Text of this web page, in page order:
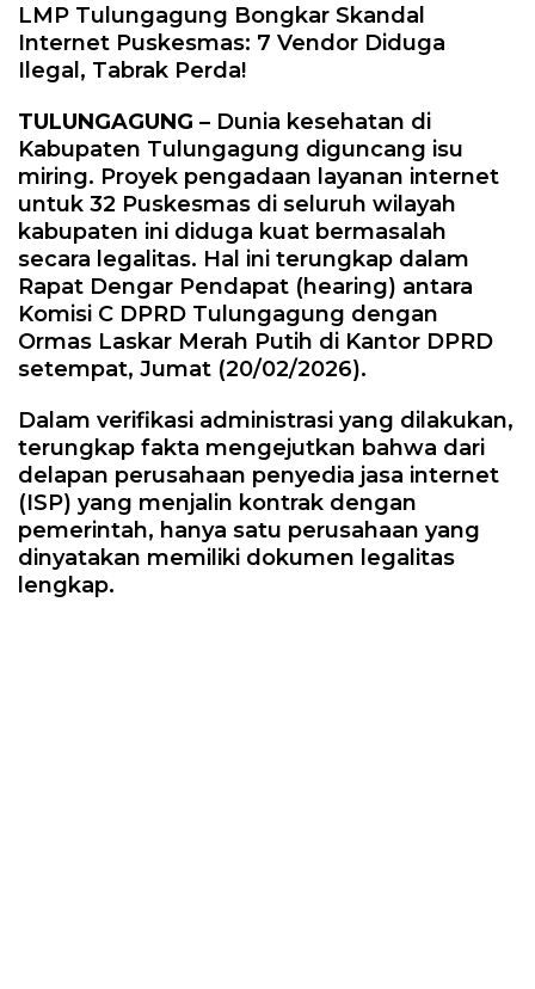
LMP Tulungagung Bongkar Skandal
Internet Puskesmas: 7 Vendor Diduga
Ilegal, Tabrak Perda!
TULUNGAGUNG – Dunia kesehatan di
Kabupaten Tulungagung diguncang isu
miring. Proyek pengadaan layanan internet
untuk 32 Puskesmas di seluruh wilayah
kabupaten ini diduga kuat bermasalah
secara legalitas. Hal ini terungkap dalam
Rapat Dengar Pendapat (hearing) antara
Komisi C DPRD Tulungagung dengan
Ormas Laskar Merah Putih di Kantor DPRD
setempat, Jumat (20/02/2026).
Dalam verifikasi administrasi yang dilakukan,
terungkap fakta mengejutkan bahwa dari
delapan perusahaan penyedia jasa internet
(ISP) yang menjalin kontrak dengan
pemerintah, hanya satu perusahaan yang
dinyatakan memiliki dokumen legalitas
lengkap.